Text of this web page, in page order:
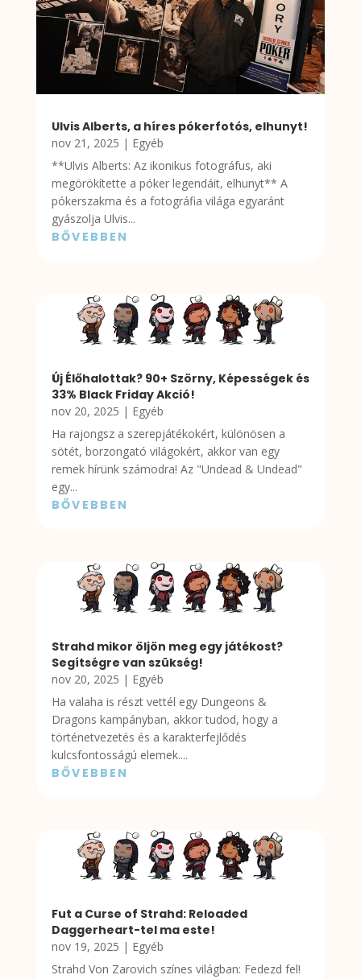
Ulvis Alberts, a híres pókerfotós, elhunyt!
nov 21, 2025 | Egyéb
**Ulvis Alberts: Az ikonikus fotográfus, aki
megörökítette a póker legendáit, elhunyt** A
pókerszakma és a fotográfia világa egyaránt
gyászolja Ulvis...
BŐVEBBEN
Új Élőhalottak? 90+ Szörny, Képességek és
33% Black Friday Akció!
nov 20, 2025 | Egyéb
Ha rajongsz a szerepjátékokért, különösen a
sötét, borzongató világokért, akkor van egy
remek hírünk számodra! Az "Undead & Undead"
egy...
BŐVEBBEN
Strahd mikor öljön meg egy játékost?
Segítségre van szükség!
nov 20, 2025 | Egyéb
Ha valaha is részt vettél egy Dungeons &
Dragons kampányban, akkor tudod, hogy a
történetvezetés és a karakterfejlődés
kulcsfontosságú elemek....
BŐVEBBEN
Fut a Curse of Strahd: Reloaded
Daggerheart-tel ma este!
nov 19, 2025 | Egyéb
Strahd Von Zarovich színes világban: Fedezd fel!